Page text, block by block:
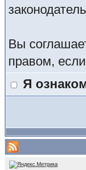
Вы
правом,
Я